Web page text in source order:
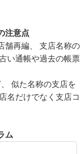
注意点
舗再編、 支店名称の
い通帳や過去の帳票
似た名称の支店を
名だけでなく支店コ
ム